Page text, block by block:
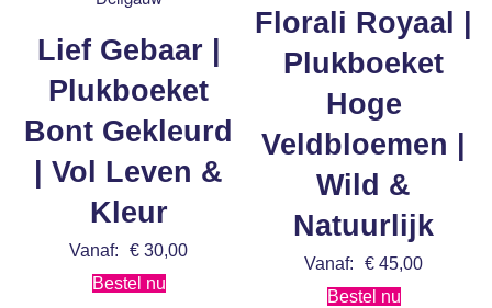
Lief Gebaar |
Plukboeket
Bont Gekleurd
| Vol Leven &
Kleur
Vanaf: € 30,00
Bestel nu
Florali Royaal |
Plukboeket
Hoge
Veldbloemen |
Wild &
Natuurlijk
Vanaf: € 45,00
Bestel nu